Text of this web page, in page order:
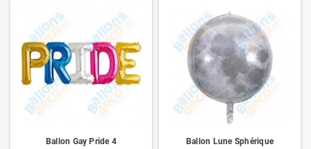
Ballon Gay Pride 4
Ballon Lune Sphérique